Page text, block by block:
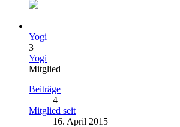
Yogi
3
Yogi
Mitglied
Beiträge
4
Mitglied seit
16. April 2015